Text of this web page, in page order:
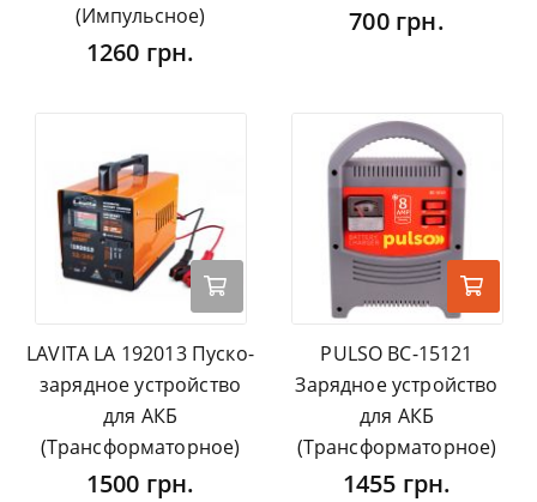
(Импульсное)
1260 грн.
700 грн.
LAVITA LA 192013 Пуско-
зарядное устройство
для АКБ
(Трансформаторное)
1500 грн.
PULSO BC-15121
Зарядное устройство
для АКБ
(Трансформаторное)
1455 грн.